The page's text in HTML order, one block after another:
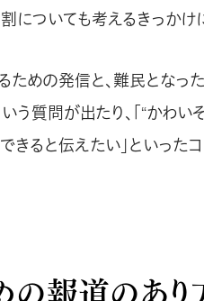
についても考えるきっかけ
ための発信と、難民となっ
う質問が出たり、「“かわい
きると伝えたい」といった